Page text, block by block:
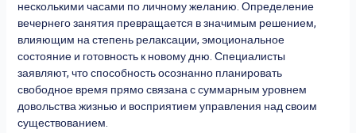
несколькими часами по личному желанию. Определение
вечернего занятия превращается в значимым решением,
влияющим на степень релаксации, эмоциональное
состояние и готовность к новому дню. Специалисты
заявляют, что способность осознанно планировать
свободное время прямо связана с суммарным уровнем
довольства жизнью и восприятием управления над своим
существованием.